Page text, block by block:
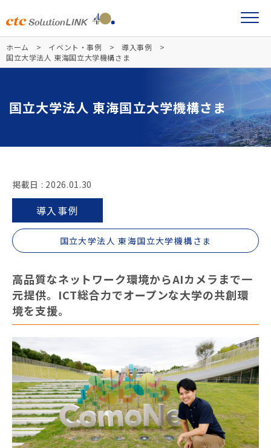
ホーム イベント・事例
導入事例
国立大学法人 東海国立大学機構さま
国立大学法人 東海国立大学機構さま
掲載日 : 2026.01.30
導入事例
国立大学法人 東海国立大学機構さま
高品質なネットワーク環境からAIカメラまで一
元提供。ICT総合力でオープンな大学の共創環
境を支援。